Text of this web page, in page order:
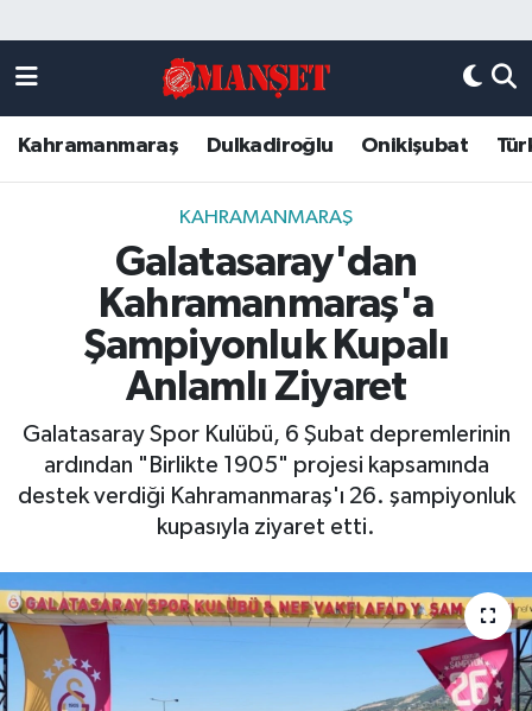
Kahramanmaraş Dulkadiroğlu Onikişubat
KAHRAMANMARAŞ
Galatasaray'dan
Kahramanmaraş'a
Şampiyonluk Kupalı
Anlamlı Ziyaret
Galatasaray Spor Kulübü, 6 Şubat depremlerinin
ardından "Birlikte 1905" projesi kapsamında
destek verdiği Kahramanmaraş'ı 26. şampiyonluk
kupasıyla ziyaret etti.
DULKADİROĞLU
KAHRAMANMARAŞ
ONİKİŞUBAT
ÖZEL HABER
Künye
Kahramanmaraş Nöbetçi Eczaneler
Kahramanmaraş Hava Durumu
Kahramanmaraş Trafik Yoğunluk Haritası
Süper Lig Puan Durumu ve Fikstür
Tüm Manşetler
Son Dakika Haberleri
Haber Arşivi